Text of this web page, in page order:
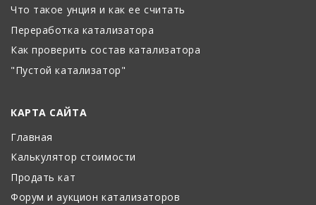
Что такое унция и как ее считать
Переработка катализатора
Как проверить состав катализатора
"Пустой катализатор"
КАРТА САЙТА
Главная
Калькулятор стоимости
Продать кат
Форум и аукцион катализаторов